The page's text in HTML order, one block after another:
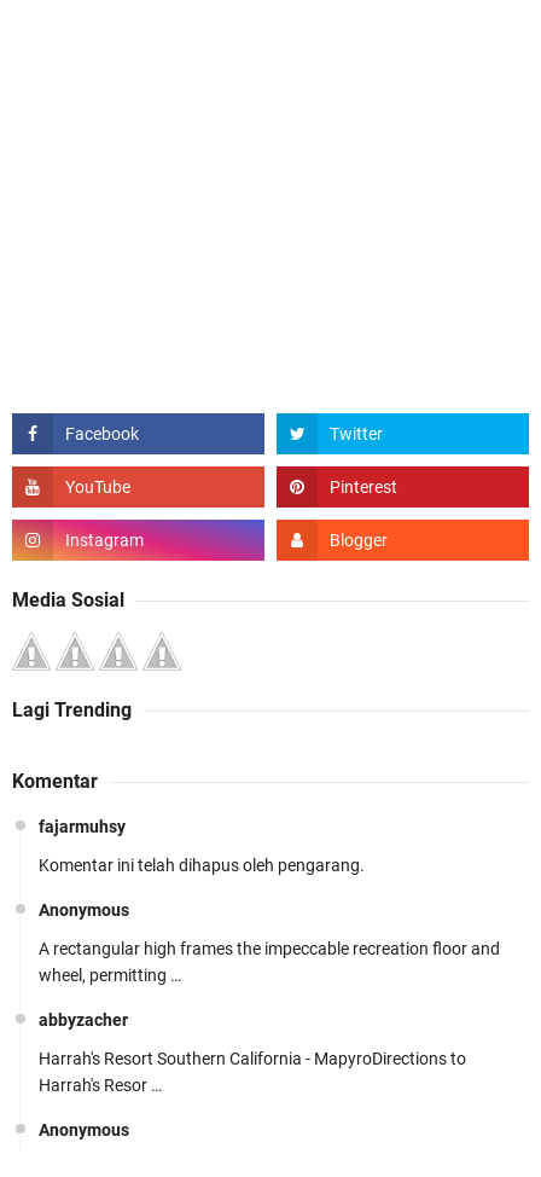
Media Sosial
Lagi Trending
Komentar
fajarmuhsy
Komentar ini telah dihapus oleh pengarang.
Anonymous
A rectangular high frames the impeccable recreation floor and
wheel, permitting …
abbyzacher
Harrah's Resort Southern California - MapyroDirections to
Harrah's Resor …
Anonymous